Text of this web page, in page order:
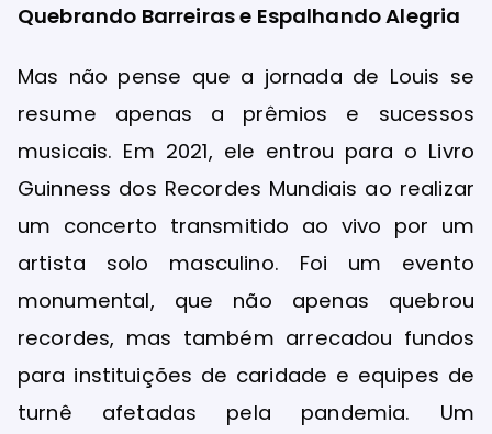
Quebrando Barreiras e Espalhando Alegria
Mas não pense que a jornada de Louis se
resume apenas a prêmios e sucessos
musicais. Em 2021, ele entrou para o Livro
Guinness dos Recordes Mundiais ao realizar
um concerto transmitido ao vivo por um
artista solo masculino. Foi um evento
monumental, que não apenas quebrou
recordes, mas também arrecadou fundos
para instituições de caridade e equipes de
turnê afetadas pela pandemia. Um